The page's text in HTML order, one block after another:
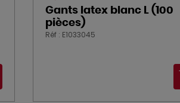
Gants latex blanc L (100
pièces)
Réf : E1033045